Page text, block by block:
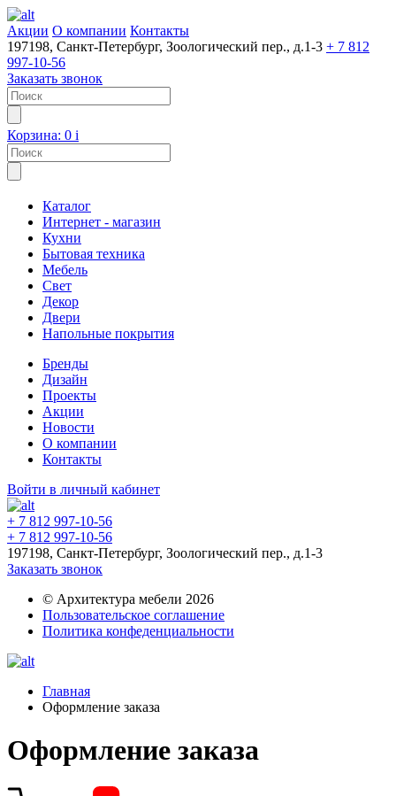
Акции О компании Контакты
197198, Санкт-Петербург, Зоологический пер., д.1-3 + 7 812
997-10-56
Заказать звонок
Корзина: 0 i
Каталог
Интернет - магазин
Кухни
Бытовая техника
Мебель
Свет
Декор
Двери
Напольные покрытия
Бренды
Дизайн
Проекты
Акции
Новости
О компании
Контакты
Войти в личный кабинет
+ 7 812 997-10-56
+ 7 812 997-10-56
197198, Санкт-Петербург, Зоологический пер., д.1-3
Заказать звонок
© Архитектура мебели 2026
Пользовательское соглашение
Политика конфеденциальности
Главная
Оформление заказа
Оформление заказа